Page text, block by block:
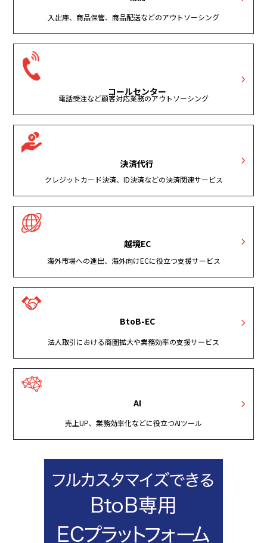
入出庫、商品保管、商品配送などのアウトソーシング
コールセンター
電話受注など顧客対応業務のアウトソーシング
決済代行
クレジットカード決済、ID決済などの決済関連サービス
越境EC
海外市場への進出、海外向けECに役立つ支援サービス
BtoB-EC
法人取引における商圏拡大や業務効率の支援サービス
AI
売上UP、業務効率化などに役立つAIツール